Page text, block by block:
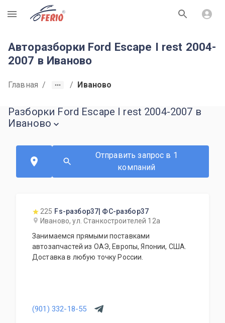
R
Авторазборки Ford Escape I rest 2004-
2007 в Иваново
Главная / / Иваново
Разборки Ford Escape I rest 2004-2007 в
Иваново
Отправить запрос в 1
компаний
225 Fs-разбор37| ФС-разбор37
Иваново, ул. Станкостроителей 12а
Занимаемся прямыми поставками
автозапчастей из ОАЭ, Европы, Японии, США.
Доставка в любую точку России.
(901) 332-18-55